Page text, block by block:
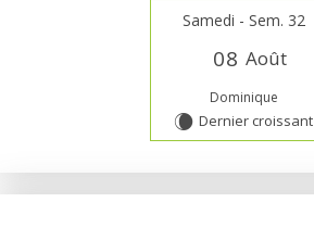
Samedi - Sem. 32
08 Août
Dominique
W Dernier croissant